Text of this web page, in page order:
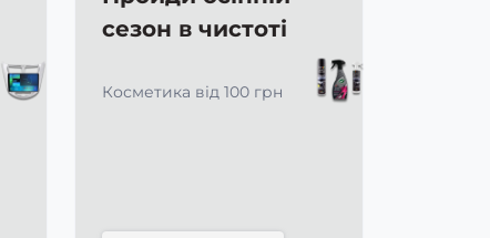
сезон в чистоті
Косметика від 100 грн